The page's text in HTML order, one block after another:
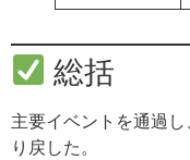
総括
主要イベントを通過
り戻した。